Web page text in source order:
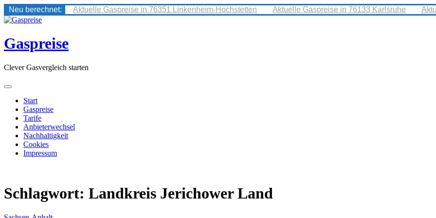
Neu berechnet: Aktuelle Gaspreise in 76351 Linkenheim-Hochstetten Aktuelle Gaspreise in 76133 Karlsruhe
Skip
content
Gaspreise
Clever Gasvergleich starten
Start
Gaspreise
Tarife
Anbieterwechsel
Nachhaltigkeit
Cookies
Impressum
Schlagwort: Landkreis Jerichower Land